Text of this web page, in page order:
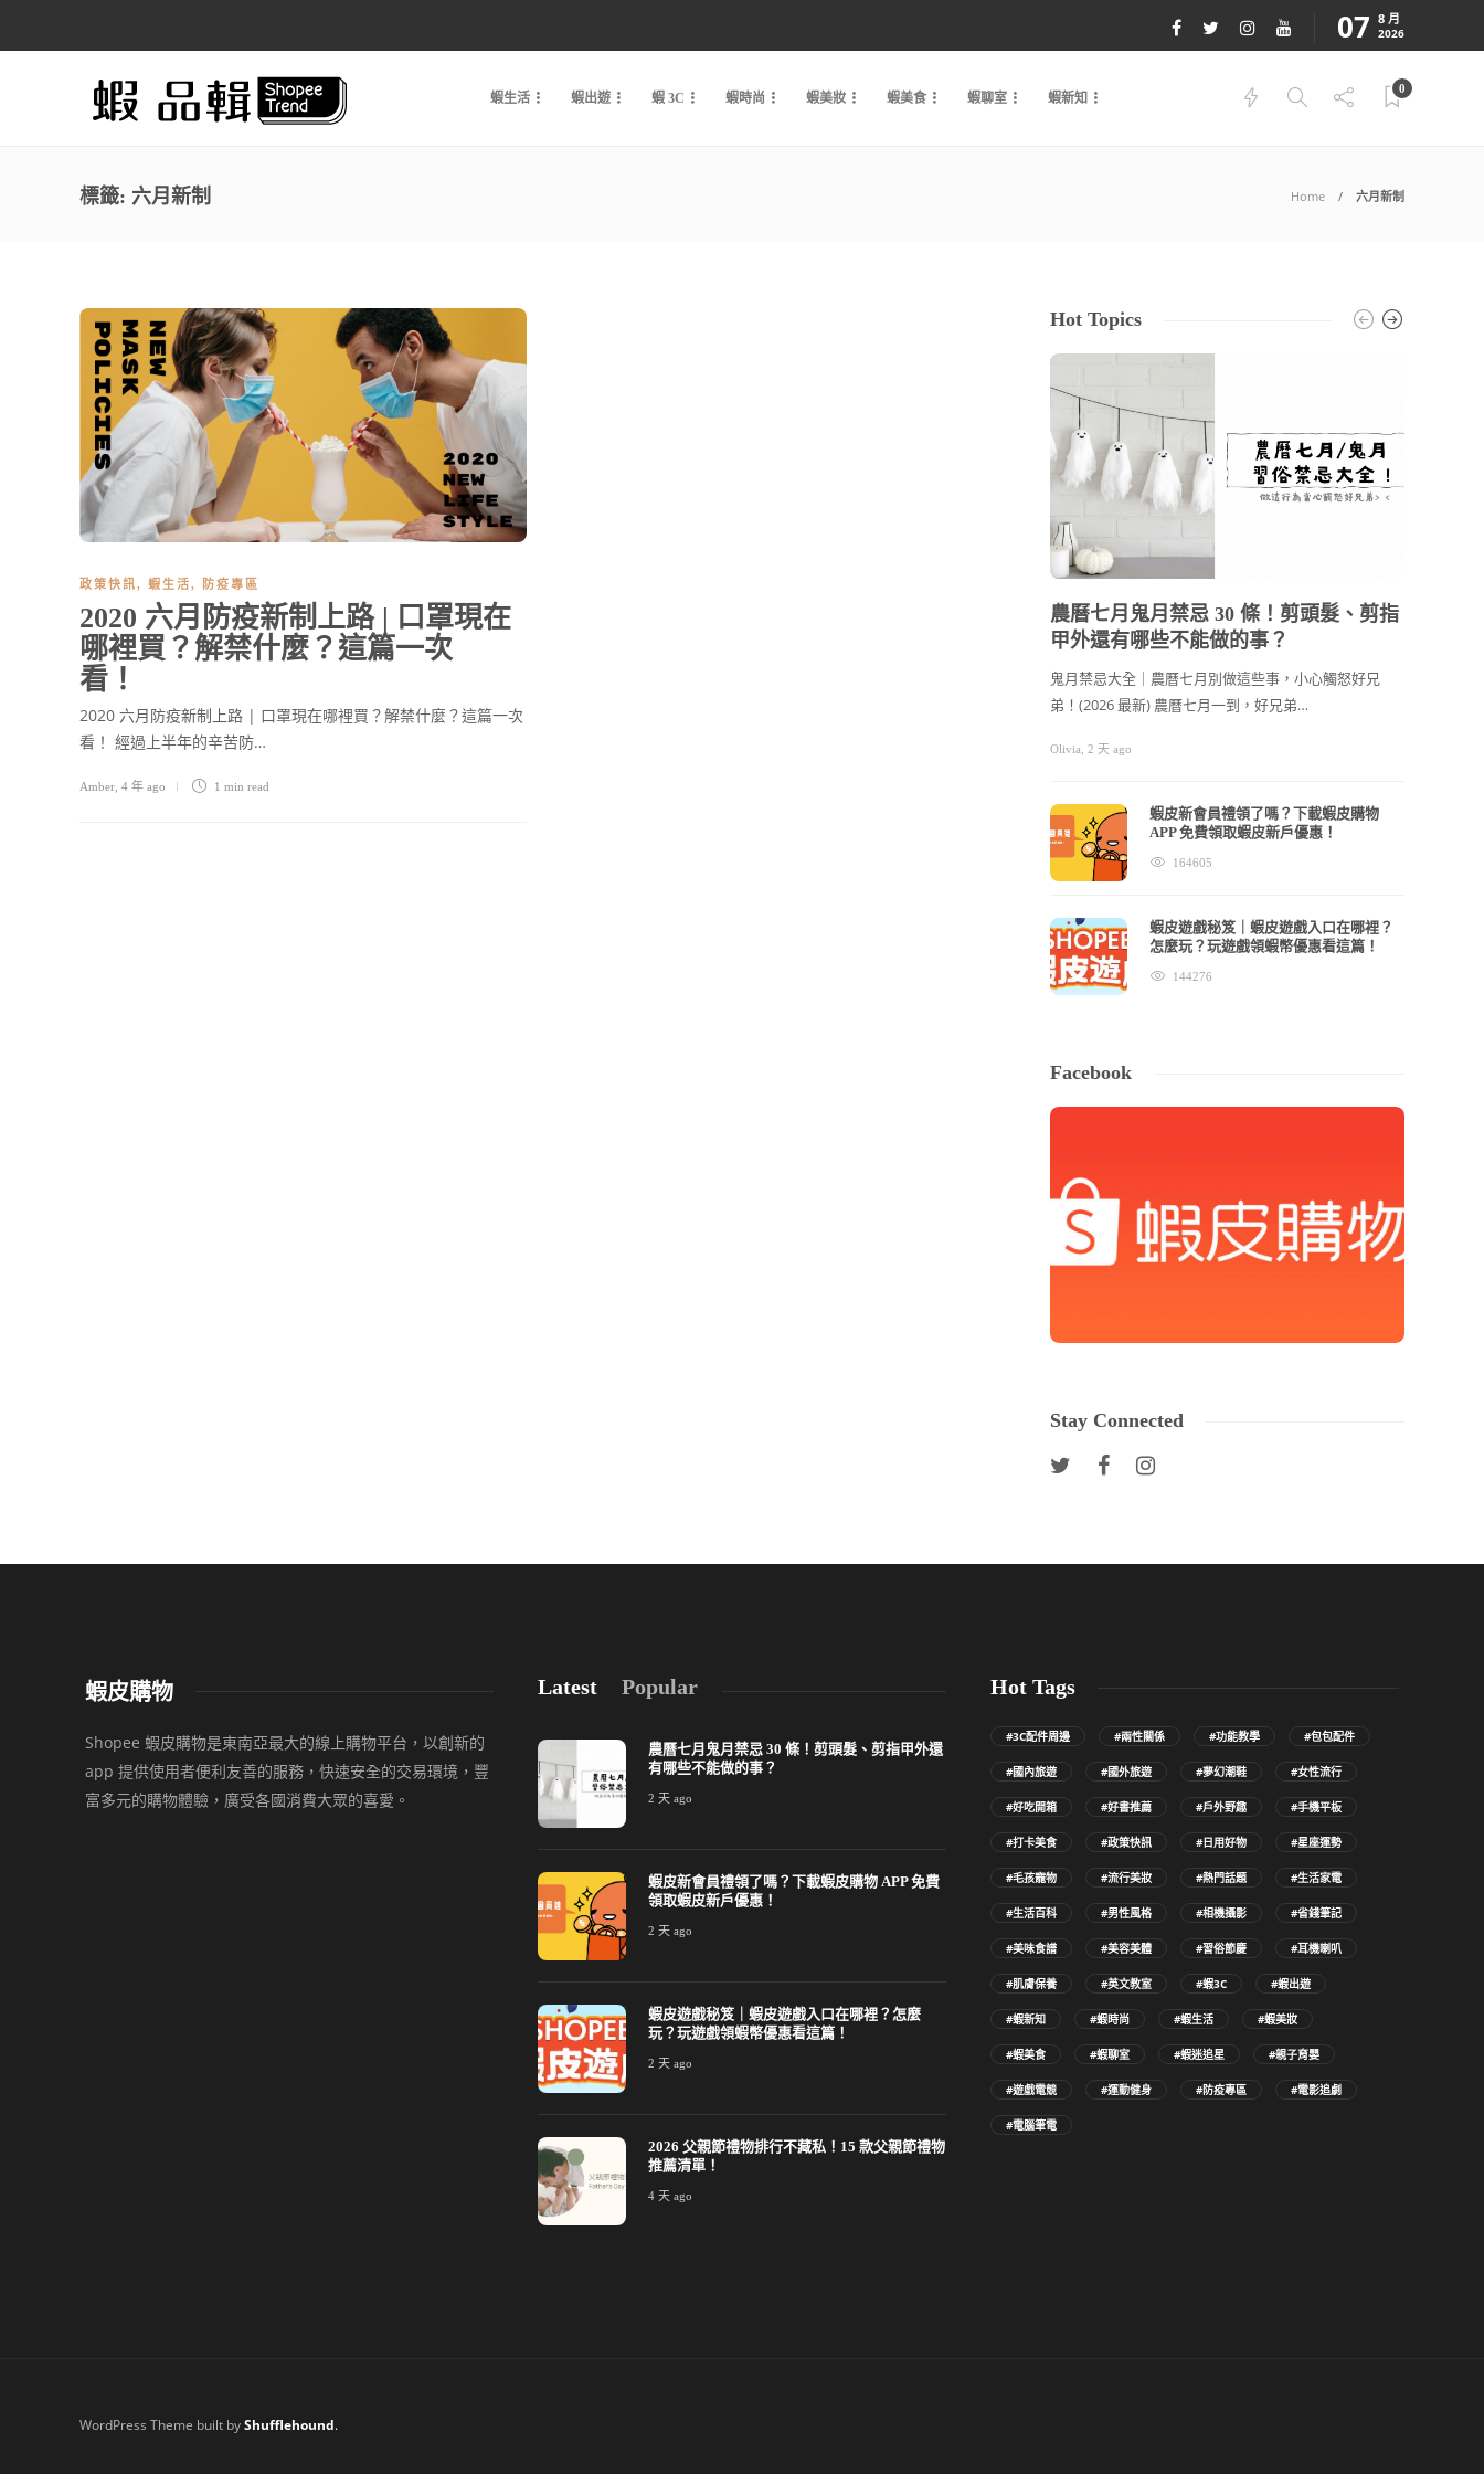
07 8 月
2026
蝦生活 蝦出遊 蝦 3C 蝦時尚 蝦美妝 蝦美食 蝦聊室 蝦新知
0
標籤: 六月新制 Home 六月新制
政策快訊, 蝦生活, 防疫專區
2020 六月防疫新制上路 | 口罩現在
哪裡買？解禁什麼？這篇一次
看！
2020 六月防疫新制上路 | 口罩現在哪裡買？解禁什麼？這篇一次
看！ 經過上半年的辛苦防…
Amber 4 年 ago 1 min read
Hot Topics
農曆七月鬼月禁忌 30 條！剪頭髮、剪指
甲外還有哪些不能做的事？
鬼月禁忌大全｜農曆七月別做這些事，小心觸怒好兄
弟！(2026 最新) 農曆七月一到，好兄弟…
Olivia ,2 天 ago
蝦皮新會員禮領了嗎？下載蝦皮購物
APP 免費領取蝦皮新戶優惠！
164605
蝦皮遊戲秘笈｜蝦皮遊戲入口在哪裡？
怎麼玩？玩遊戲領蝦幣優惠看這篇！
144276
Facebook
Stay Connected
蝦皮購物
Shopee 蝦皮購物是東南亞最大的線上購物平台，以創新的
app 提供使用者便利友善的服務，快速安全的交易環境，豐
富多元的購物體驗，廣受各國消費大眾的喜愛。
Latest Popular
農曆七月鬼月禁忌 30 條！剪頭髮、剪指甲外還
有哪些不能做的事？
2 天 ago
蝦皮新會員禮領了嗎？下載蝦皮購物 APP 免費
領取蝦皮新戶優惠！
2 天 ago
蝦皮遊戲秘笈｜蝦皮遊戲入口在哪裡？怎麼
玩？玩遊戲領蝦幣優惠看這篇！
2 天 ago
2026 父親節禮物排行不藏私！15 款父親節禮物
推薦清單！
4 天 ago
Hot Tags
#3C配件周邊 #兩性關係 #功能教學 #包包配件
#國內旅遊 #國外旅遊 #夢幻潮鞋 #女性流行
#好吃開箱 #好書推薦 #戶外野趣 #手機平板
#打卡美食 #政策快訊 #日用好物 #星座運勢
#毛孩寵物 #流行美妝 #熱門話題 #生活家電
#生活百科 #男性風格 #相機攝影 #省錢筆記
#美味食譜 #美容美體 #習俗節慶 #耳機喇叭
#肌膚保養 #英文教室 #蝦3C #蝦出遊
#蝦新知 #蝦時尚 #蝦生活 #蝦美妝
#蝦美食 #蝦聊室 #蝦迷追星 #親子育嬰
#遊戲電競 #運動健身 #防疫專區 #電影追劇
#電腦筆電
WordPress Theme built byShufflehound.